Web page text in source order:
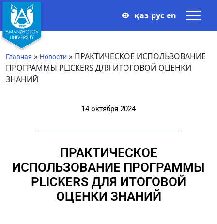
қаз рус en
Главная » Новости » ПРАКТИЧЕСКОЕ ИСПОЛЬЗОВАНИЕ
ПРОГРАММЫ PLICKERS ДЛЯ ИТОГОВОЙ ОЦЕНКИ
ЗНАНИЙ
14 октября 2024
ПРАКТИЧЕСКОЕ
ИСПОЛЬЗОВАНИЕ ПРОГРАММЫ
PLICKERS ДЛЯ ИТОГОВОЙ
ОЦЕНКИ ЗНАНИЙ